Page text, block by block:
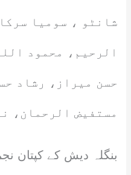
شانٹو ، سومیا
الرحیم، محمود
حسن میراز، رشاد
مستفیض الرحمان،
بنگلہ دیش کے کپتان